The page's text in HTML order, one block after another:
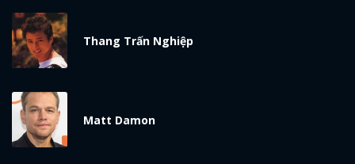
Thang Trấn Nghiệp
Matt Damon